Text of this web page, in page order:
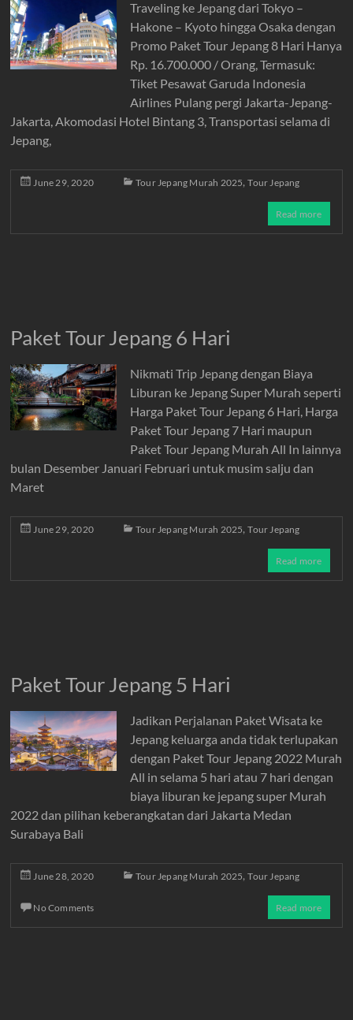
Traveling ke Jepang dari Tokyo –
Hakone – Kyoto hingga Osaka dengan
Promo Paket Tour Jepang 8 Hari Hanya
Rp. 16.700.000 / Orang, Termasuk:
Tiket Pesawat Garuda Indonesia
Airlines Pulang pergi Jakarta-Jepang-
Jakarta, Akomodasi Hotel Bintang 3, Transportasi selama di
Jepang,
June 29, 2020 Tour Jepang Murah 2025,Tour Jepang
Read more
Paket Tour Jepang 6 Hari
Nikmati Trip Jepang dengan Biaya
Liburan ke Jepang Super Murah seperti
Harga Paket Tour Jepang 6 Hari, Harga
Paket Tour Jepang 7 Hari maupun
Paket Tour Jepang Murah All In lainnya
bulan Desember Januari Februari untuk musim salju dan
Maret
June 29, 2020 Tour Jepang Murah 2025,Tour Jepang
Read more
Paket Tour Jepang 5 Hari
Jadikan Perjalanan Paket Wisata ke
Jepang keluarga anda tidak terlupakan
dengan Paket Tour Jepang 2022 Murah
All in selama 5 hari atau 7 hari dengan
biaya liburan ke jepang super Murah
2022 dan pilihan keberangkatan dari Jakarta Medan
Surabaya Bali
June 28, 2020 Tour Jepang Murah 2025,Tour Jepang
No Comments Read more